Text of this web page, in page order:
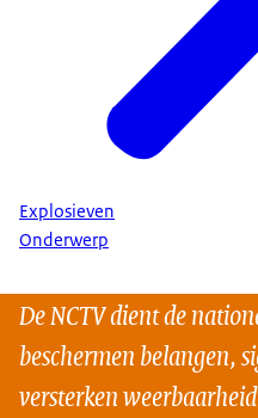
Explosieven
Onderwerp
De NCTV dient de
beschermen belangen,
versterken